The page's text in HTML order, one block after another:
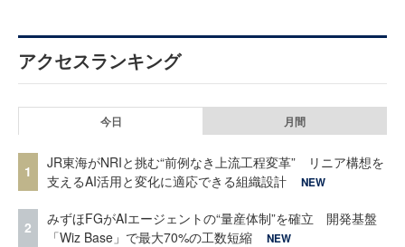
アクセスランキング
今日 月間
1
JR東海がNRIと挑む“前例なき上流工程変革” リニア構想を
支えるAI活用と変化に適応できる組織設計
NEW
2
みずほFGがAIエージェントの“量産体制”を確立 開発基盤
「Wiz Base」で最大70%の工数短縮
NEW